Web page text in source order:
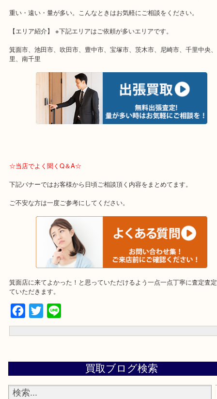
☆出張買取のご紹介☆
遠方のお客様・お品物が多いお客様へは近場でも出張買取へ伺いま
重い・遠い・量が多い。こんなときはお気軽にご相談をください。
箕面市、池田市、吹田市、豊中市、宝塚市、茨木市、尼崎市、千里
☆当店でよく聞くQ＆A☆
下記バナーではお客様から日頃ご相談頂く内容をまとめてます。